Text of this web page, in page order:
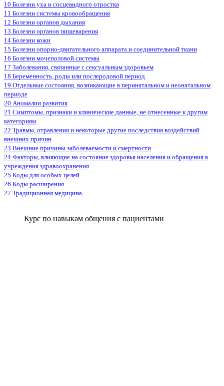
10 Болезни уха и сосцевидного отростка
11 Болезни системы кровообращения
12 Болезни органов дыхания
13 Болезни органов пищеварения
14 Болезни кожи
15 Болезни опорно-двигательного аппарата и соединительной ткани
16 Болезни мочеполовой системы
17 Заболевания, связанные с сексуальным здоровьем
18 Беременность, роды или послеродовой период
19 Отдельные состояния, возникающие в перинатальном и неонатальном
периоде
20 Аномалии развития
21 Симптомы, признаки и клинические данные, не отнесенные к другим
категориям
22 Травмы, отравления и некоторые другие последствия воздействий
внешних причин
23 Внешние причины заболеваемости и смертности
24 Факторы, влияющие на состояние здоровья населения и обращения в
учреждения здравоохранения
25 Коды для особых целей
26 Коды расширения
27 Традиционная медицина
Курс по навыкам общения с пациентами